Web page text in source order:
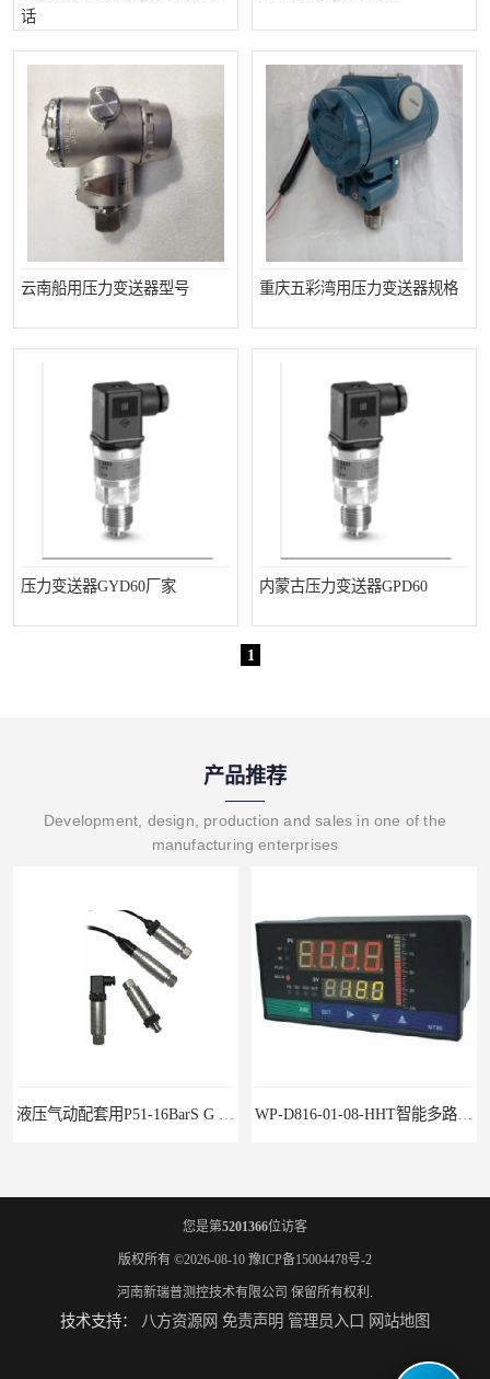
话
云南船用压力变送器型号 重庆五彩湾用压力变送器规格
压力变送器GYD60厂家 内蒙古压力变送器GPD60
1
产品推荐
Development, design, production and sales in one of the
manufacturing enterprises
您是第5201366位访客
版权所有 ©2026-08-10 豫ICP备15004478号-2
河南新瑞普测控技术有限公司 保留所有权利.
技术支持： 八方资源网 免责声明 管理员入口 网站地图